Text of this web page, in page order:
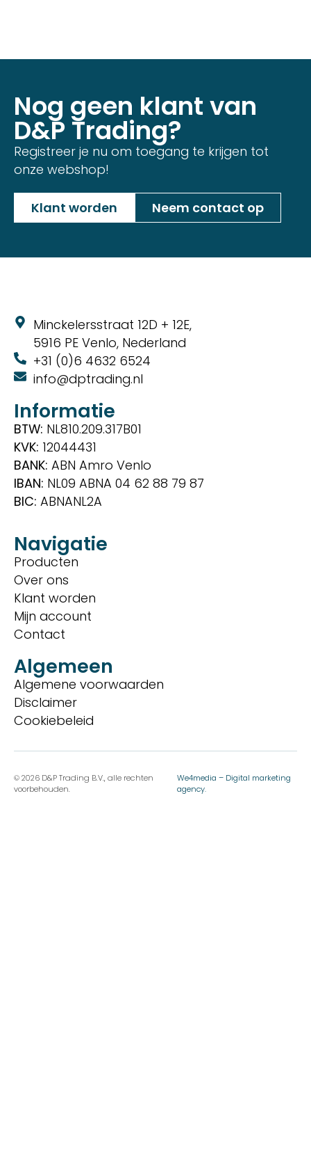
Nog geen klant van
D&P Trading?
Registreer je nu om toegang te krijgen tot
onze webshop!
Klant worden Neem contact op
Minckelersstraat 12D + 12E,
5916 PE Venlo, Nederland
+31 (0)6 4632 6524
info@dptrading.nl
Informatie
BTW: NL810.209.317B01
KVK: 12044431
BANK: ABN Amro Venlo
IBAN: NL09 ABNA 04 62 88 79 87
BIC: ABNANL2A
Navigatie
Producten
Over ons
Klant worden
Mijn account
Contact
Algemeen
Algemene voorwaarden
Disclaimer
Cookiebeleid
© 2026 D&P Trading B.V., alle rechten
voorbehouden.
We4media – Digital marketing
agency.